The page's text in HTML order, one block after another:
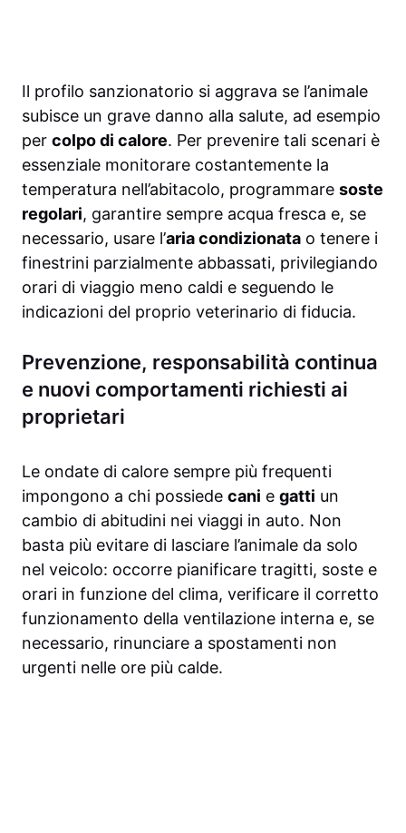
Il profilo sanzionatorio si aggrava se l’animale
subisce un grave danno alla salute, ad esempio
per colpo di calore. Per prevenire tali scenari è
essenziale monitorare costantemente la
temperatura nell’abitacolo, programmare soste
regolari, garantire sempre acqua fresca e, se
necessario, usare l’aria condizionata o tenere i
finestrini parzialmente abbassati, privilegiando
orari di viaggio meno caldi e seguendo le
indicazioni del proprio veterinario di fiducia.
Prevenzione, responsabilità continua
e nuovi comportamenti richiesti ai
proprietari
Le ondate di calore sempre più frequenti
impongono a chi possiede cani e gatti un
cambio di abitudini nei viaggi in auto. Non
basta più evitare di lasciare l’animale da solo
nel veicolo: occorre pianificare tragitti, soste e
orari in funzione del clima, verificare il corretto
funzionamento della ventilazione interna e, se
necessario, rinunciare a spostamenti non
urgenti nelle ore più calde.